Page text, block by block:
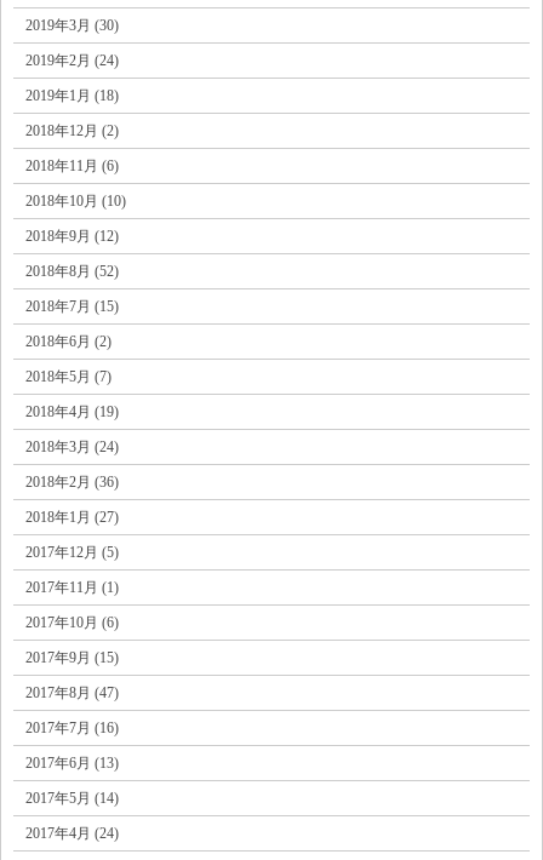
2019年3月 (30)
2019年2月 (24)
2019年1月 (18)
2018年12月 (2)
2018年11月 (6)
2018年10月 (10)
2018年9月 (12)
2018年8月 (52)
2018年7月 (15)
2018年6月 (2)
2018年5月 (7)
2018年4月 (19)
2018年3月 (24)
2018年2月 (36)
2018年1月 (27)
2017年12月 (5)
2017年11月 (1)
2017年10月 (6)
2017年9月 (15)
2017年8月 (47)
2017年7月 (16)
2017年6月 (13)
2017年5月 (14)
2017年4月 (24)